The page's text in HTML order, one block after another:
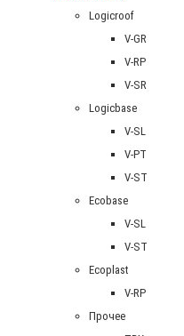
Logicroof
V-GR
V-RP
V-SR
Logicbase
V-SL
V-PT
V-ST
Ecobase
V-SL
V-ST
Ecoplast
V-RP
Прочее